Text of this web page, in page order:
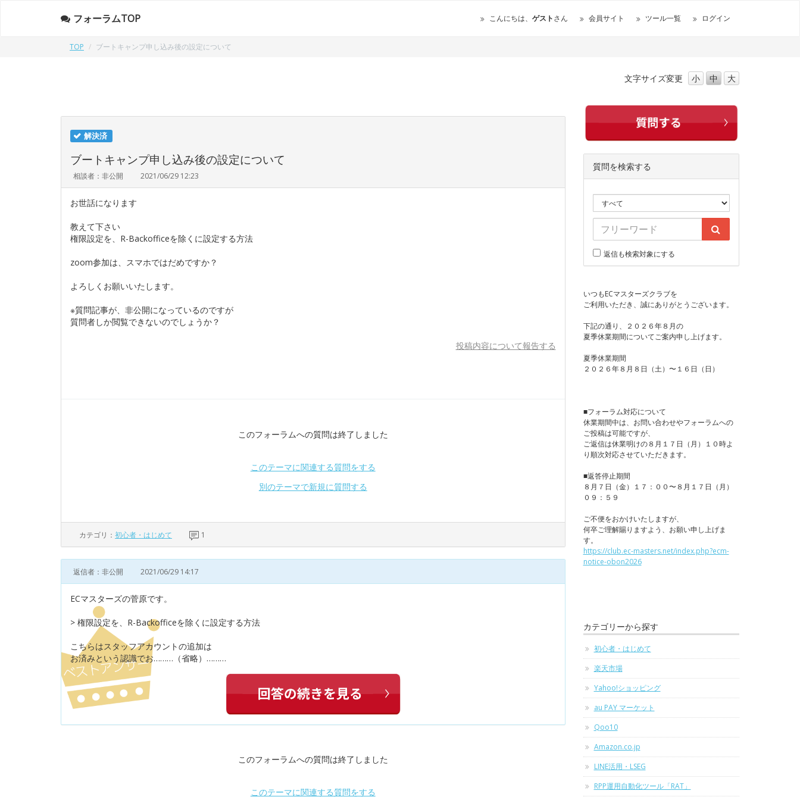
フォーラムTOP こんにちは、 ゲストさん 会員サイト ツール一覧 ログイン
TOP ブートキャンプ申し込み後の設定について
文字サイズ変更 小 中 大
解決済
ブートキャンプ申し込み後の設定について
相談者：非公開 2021/06/29 12:23
お世話になります
教えて下さい
権限設定を、R-Backofficeを除くに設定する方法
zoom参加は、スマホではだめですか？
よろしくお願いいたします。
※質問記事が、非公開になっているのですが
質問者しか閲覧できないのでしょうか？
投稿内容について報告する
このフォーラムへの質問は終了しました
このテーマに関連する質問をする
別のテーマで新規に質問する
カテゴリ： 初心者・はじめて 1
返信者：非公開 2021/06/29 14:17
ECマスターズの菅原です。
> 権限設定を、R-Backofficeを除くに設定する方法
こちらはスタッフアカウントの追加は
お済みという認識でお………（省略）………
このフォーラムへの質問は終了しました
このテーマに関連する質問をする
質問を検索する
返信も検索対象にする
いつもECマスターズクラブを
ご利用いただき、誠にありがとうございます。
下記の通り、２０２６年８月の
夏季休業期間についてご案内申し上げます。
夏季休業期間
２０２６年８月８日（土）〜１６日（日）
■フォーラム対応について
休業期間中は、お問い合わせやフォーラムへの
ご投稿は可能ですが、
ご返信は休業明けの８月１７日（月）１０時よ
り順次対応させていただきます。
■返答停止期間
８月７日（金）１７：００〜８月１７日（月）
０９：５９
ご不便をおかけいたしますが、
何卒ご理解賜りますよう、お願い申し上げま
す。
https://club.ec-masters.net/index.php?ecm-
notice-obon2026
カテゴリーから探す
初心者・はじめて
楽天市場
Yahoo!ショッピング
au PAY マーケット
Qoo10
Amazon.co.jp
LINE活用・LSEG
RPP運用自動化ツール「RAT」